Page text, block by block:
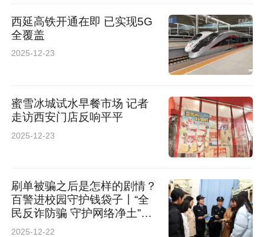
西延高铁开通在即 已实现5G
全覆盖
2025-12-23
蜜雪冰城试水早餐市场 记者
走访西安门店反响平平
2025-12-23
刷单被骗之后是怎样的剧情？
百警进校园守护钱袋子丨“全
民反诈防骗 守护网络净土”网
络传播系列活动
2025-12-22